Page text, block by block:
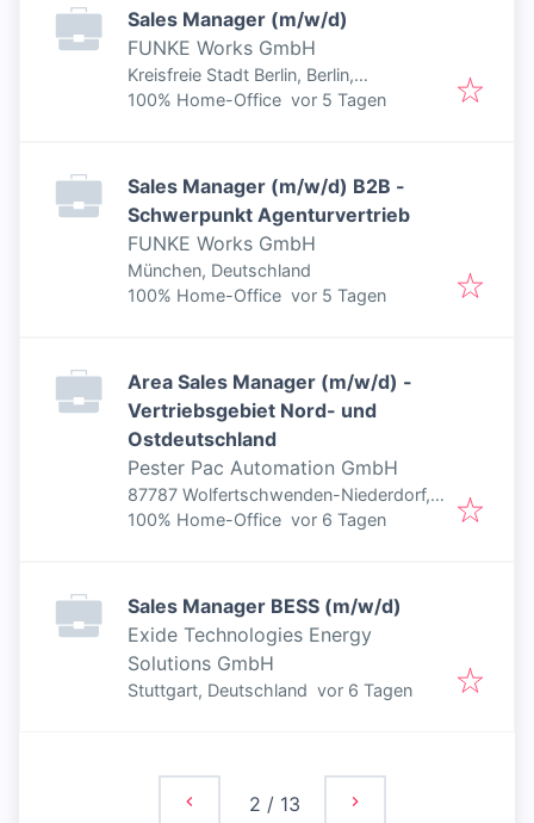
Sales Manager (m/w/d)
FUNKE Works GmbH
Kreisfreie Stadt Berlin, Berlin,
Deutschland
100% Home-Office Veröffentlicht
vor 5 Tagen
Sales Manager (m/w/d) B2B -
Schwerpunkt Agenturvertrieb
FUNKE Works GmbH
München, Deutschland
100% Home-Office Veröffentlicht
vor 5 Tagen
Area Sales Manager (m/w/d) -
Vertriebsgebiet Nord- und
Ostdeutschland
Pester Pac Automation GmbH
87787 Wolfertschwenden-Niederdorf,
Deutschland
100% Home-Office Veröffentlicht
vor 6 Tagen
Sales Manager BESS (m/w/d)
Exide Technologies Energy
Solutions GmbH
Stuttgart, Deutschland Veröffentlicht
vor 6 Tagen
2 / 13